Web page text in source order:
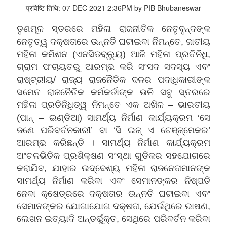
प्रविष्टि तिथि: 07 DEC 2021 2:36PM by PIB Bhubaneswar
ତୃଣମୂଳ ସ୍ତରରେ ମହିଳା ରାଜନୀତିକ ନେତୃବୃନ୍ଦଙ୍କ
ନେତୃତ୍ୱ ଦକ୍ଷତାରେ ଉନ୍ନତି ଘଟାଇବା ନିମନ୍ତେ, ଜାତୀୟ
ମହିଳା କମିଶନ (ଏନସିଡବ୍ଲ୍ୟୁ) ଆଜି ମହିଳା ପ୍ରତିନିଧି,
ଗ୍ରାମ ପଂଚାୟତରୁ ଆରମ୍ଭ କରି ସଂସଦ ସଦସ୍ୟ ଏବଂ
ରାଷ୍ଟ୍ରୀୟ/ ରାଜ୍ୟ ରାଜନୈତିକ ଦଳର ପଦାଧିକାରୀଙ୍କ
ସମେତ ରାଜନୈତିକ କର୍ମକର୍ତାଙ୍କ ଭଳି ସବୁ ସ୍ତରରେ
ମହିଳା ପ୍ରତିନିଧିତ୍ୱ ନିମନ୍ତେ ଏକ ଅଖିଳ – ଭାରତୀୟ
(ପାନ୍ – ଇଣ୍ଡିଆ) ସାମର୍ଥ୍ୟ ନିର୍ମାଣ କାର୍ଯ୍ୟକ୍ରମ ‘ସେ
ଜଣେ ପରିବର୍ତନକାରୀ’ ବା ‘ସି ଇଜ୍ ଏ ଚେଞ୍ଜ୍‌ମେକର’
ଆରମ୍ଭ କରିଛନ୍ତି । ସାମର୍ଥ୍ୟ ନିର୍ମାଣ କାର୍ଯ୍ୟକ୍ରମ
ଅଂଚଳଭିତିକ ପ୍ରଶିକ୍ଷଣ ସଂସ୍ଥା ଗୁଡିକର ସହଯୋଗରେ
କରାଯିବ, ଯାହାର ଉଦ୍ଦେଶ୍ୟ ମହିଳା ରାଜନେତାମାନଙ୍କ
ସାମର୍ଥ୍ୟ ନିର୍ମାଣ କରିବା ଏବଂ ସେମାନଙ୍କର ନିଷ୍ପତି
ନେବା କ୍ଷେତ୍ରରେ ଦକ୍ଷତାର ଉନ୍ନତି ଘଟାଇବା ଏବଂ
ସେମାନଙ୍କର ଯୋଗାଯୋଗ ଦକ୍ଷତା, ଯେଉଁଥିରେ ଭାଷଣ,
ଲେଖନ ଇତ୍ୟାଦି ଅନ୍ତର୍ଭୁକ୍ତ, ସେଥିରେ ପରିବର୍ତନ କରିବା